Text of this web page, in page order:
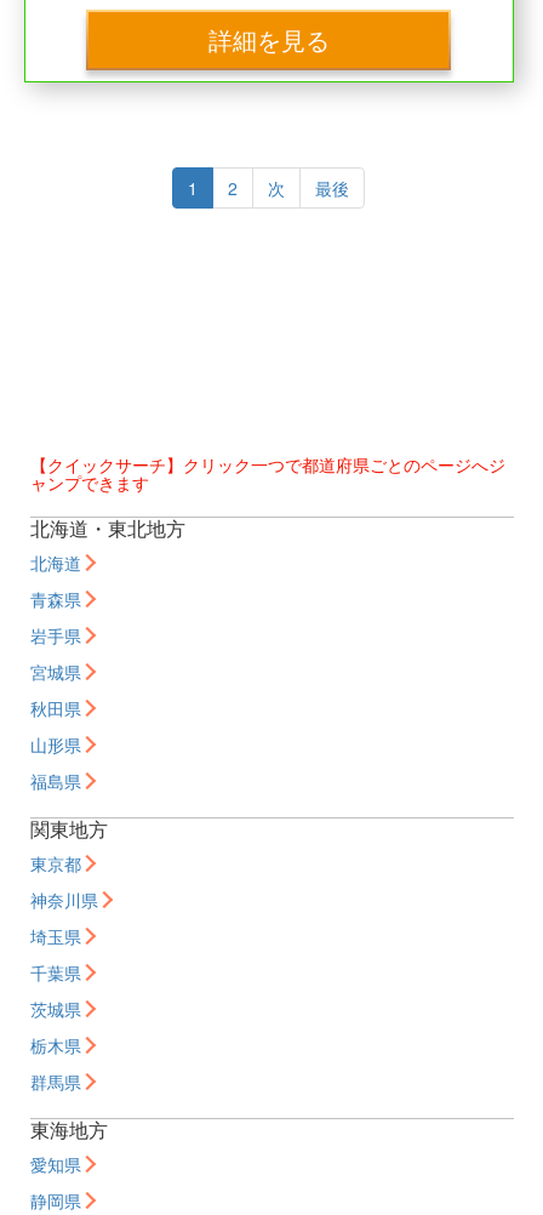
詳細を見る
1 2 次 最後
【クイックサーチ】クリック一つで都道府県ごとのページへジ
ャンプできます
北海道・東北地方
北海道
青森県
岩手県
宮城県
秋田県
山形県
福島県
関東地方
東京都
神奈川県
埼玉県
千葉県
茨城県
栃木県
群馬県
東海地方
愛知県
静岡県